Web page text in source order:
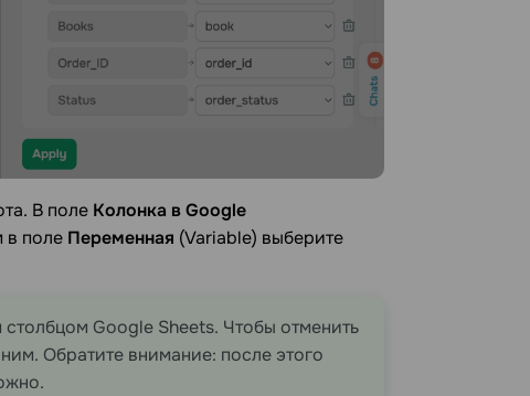
В поле Колонка в Google
в поле Переменная (Variable) выберите
Google Sheets. Чтобы отменить
Обратите внимание: после этого